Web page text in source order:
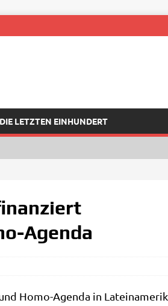
DIE LETZTEN EINHUNDERT
Agenda
Homo-Agen­da in